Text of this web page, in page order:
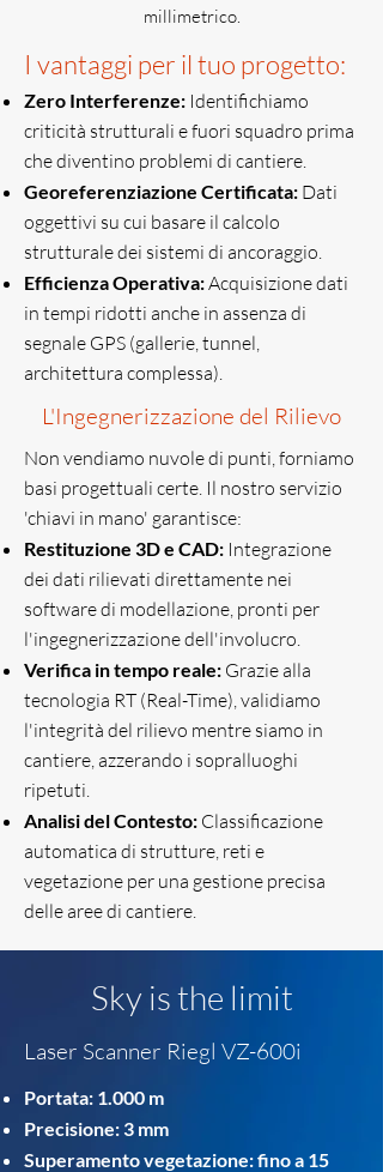
millimetrico.
I vantaggi per il tuo progetto:
Zero Interferenze: Identifichiamo
criticità strutturali e fuori squadro prima
che diventino problemi di cantiere.
Georeferenziazione Certificata: Dati
oggettivi su cui basare il calcolo
strutturale dei sistemi di ancoraggio.
Efficienza Operativa:Acquisizione dati
in tempi ridotti anche in assenza di
segnale GPS (gallerie, tunnel,
architettura complessa).
L'Ingegnerizzazione del Rilievo
Non vendiamo nuvole di punti, forniamo
basi progettuali certe. Il nostro servizio
'chiavi in mano' garantisce:
Restituzione 3D e CAD: Integrazione
dei dati rilievati direttamente nei
software di modellazione, pronti per
l'ingegnerizzazione dell'involucro.
Verifica in tempo reale: Grazie alla
tecnologia RT (Real-Time), validiamo
l'integrità del rilievo mentre siamo in
cantiere, azzerando i sopralluoghi
ripetuti.
Analisi del Contesto: Classificazione
automatica di strutture, reti e
vegetazione per una gestione precisa
delle aree di cantiere.
Sky is the limit
Laser Scanner Riegl VZ-600i
Portata: 1.000 m
Precisione: 3 mm
Superamento vegetazione: fino a 15